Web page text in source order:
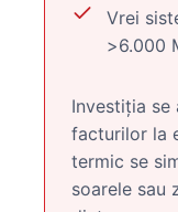
Vrei
>6.000
Investiția se
facturilor la
termic se
soarele sau